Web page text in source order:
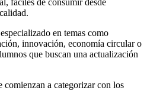
fáciles de consumir desde
en temas como
innovación, economía circular o
que buscan una actualización
comienzan a categorizarcon los